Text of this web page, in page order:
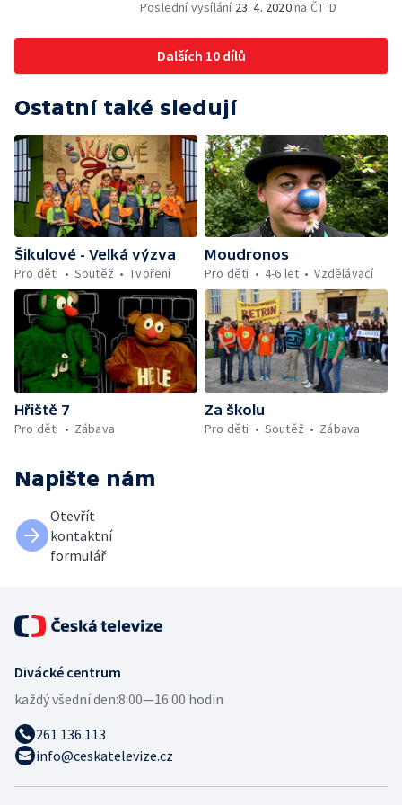
Poslední vysílání 23. 4. 2020na ČT :D
Dalších 10 dílů
Ostatní také sledují
Šikulové - Velká výzva
Pro děti
Soutěž Tvoření
Moudronos
Pro děti
4-6 let Vzdělávací
Hřiště 7
Pro děti
Zábava
Za školu
Pro děti
Soutěž Zábava
Napište nám
Otevřít
kontaktní
formulář
Divácké centrum
každý všední den:8:00—16:00 hodin
261 136 113
info@ceskatelevize.cz